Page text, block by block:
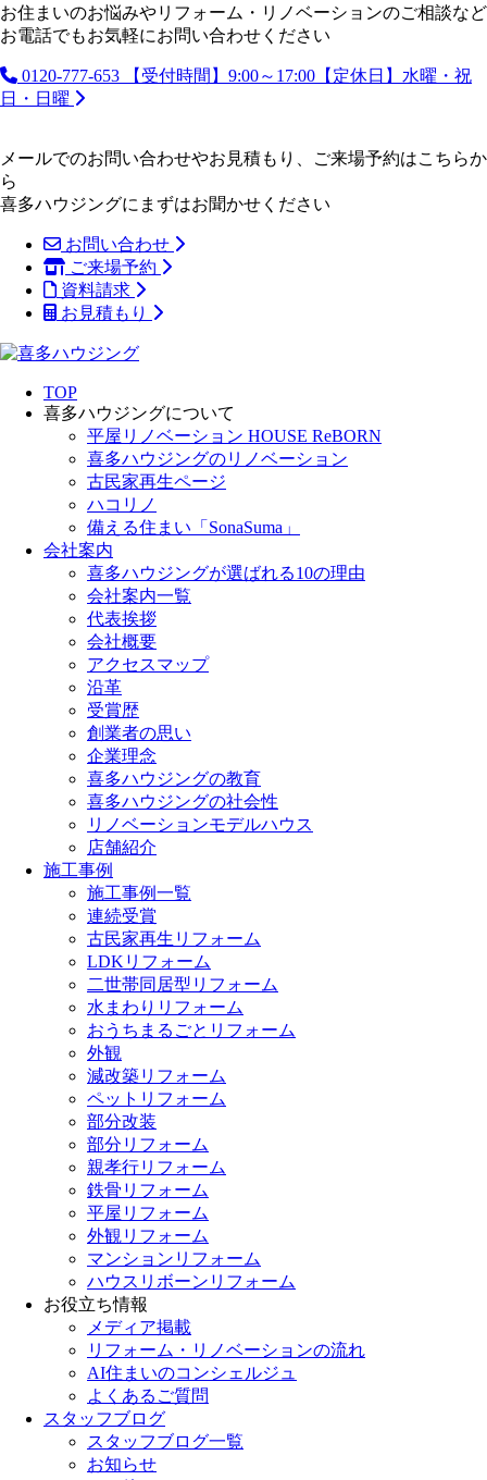
お住まいのお悩みやリフォーム・リノベーションのご相談など
お電話でもお気軽にお問い合わせください
0120-777-653
【受付時間】9:00～17:00【定休日】水曜・祝
日・日曜
メールでのお問い合わせやお見積もり、ご来場予約はこちらか
ら
喜多ハウジングにまずはお聞かせください
お問い合わせ
ご来場予約
資料請求
お見積もり
TOP
喜多ハウジングについて
平屋リノベーション HOUSE ReBORN
喜多ハウジングのリノベーション
古民家再生ページ
ハコリノ
備える住まい「SonaSuma」
会社案内
喜多ハウジングが選ばれる10の理由
会社案内一覧
代表挨拶
会社概要
アクセスマップ
沿革
受賞歴
創業者の思い
企業理念
喜多ハウジングの教育
喜多ハウジングの社会性
リノベーションモデルハウス
店舗紹介
施工事例
施工事例一覧
連続受賞
古民家再生リフォーム
LDKリフォーム
二世帯同居型リフォーム
水まわりリフォーム
おうちまるごとリフォーム
外観
減改築リフォーム
ペットリフォーム
部分改装
部分リフォーム
親孝行リフォーム
鉄骨リフォーム
平屋リフォーム
外観リフォーム
マンションリフォーム
ハウスリボーンリフォーム
お役立ち情報
メディア掲載
リフォーム・リノベーションの流れ
AI住まいのコンシェルジュ
よくあるご質問
スタッフブログ
スタッフブログ一覧
お知らせ